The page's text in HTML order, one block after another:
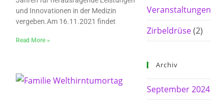
und Innovationen in der Medizin
vergeben.Am 16.11.2021 findet
Read More »
Veranstaltungen
Zirbeldrüse(2)
Archiv
September 2024